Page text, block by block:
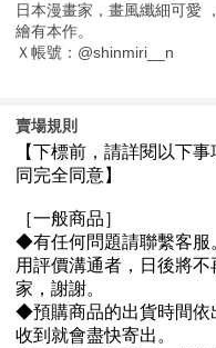
日本漫畫家，畫風纖細可愛 ，
繪有本作。
Ｘ帳號：@shinmiri__n
賣場規則